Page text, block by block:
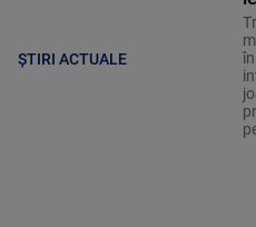
ȘTIRI ACTUALE